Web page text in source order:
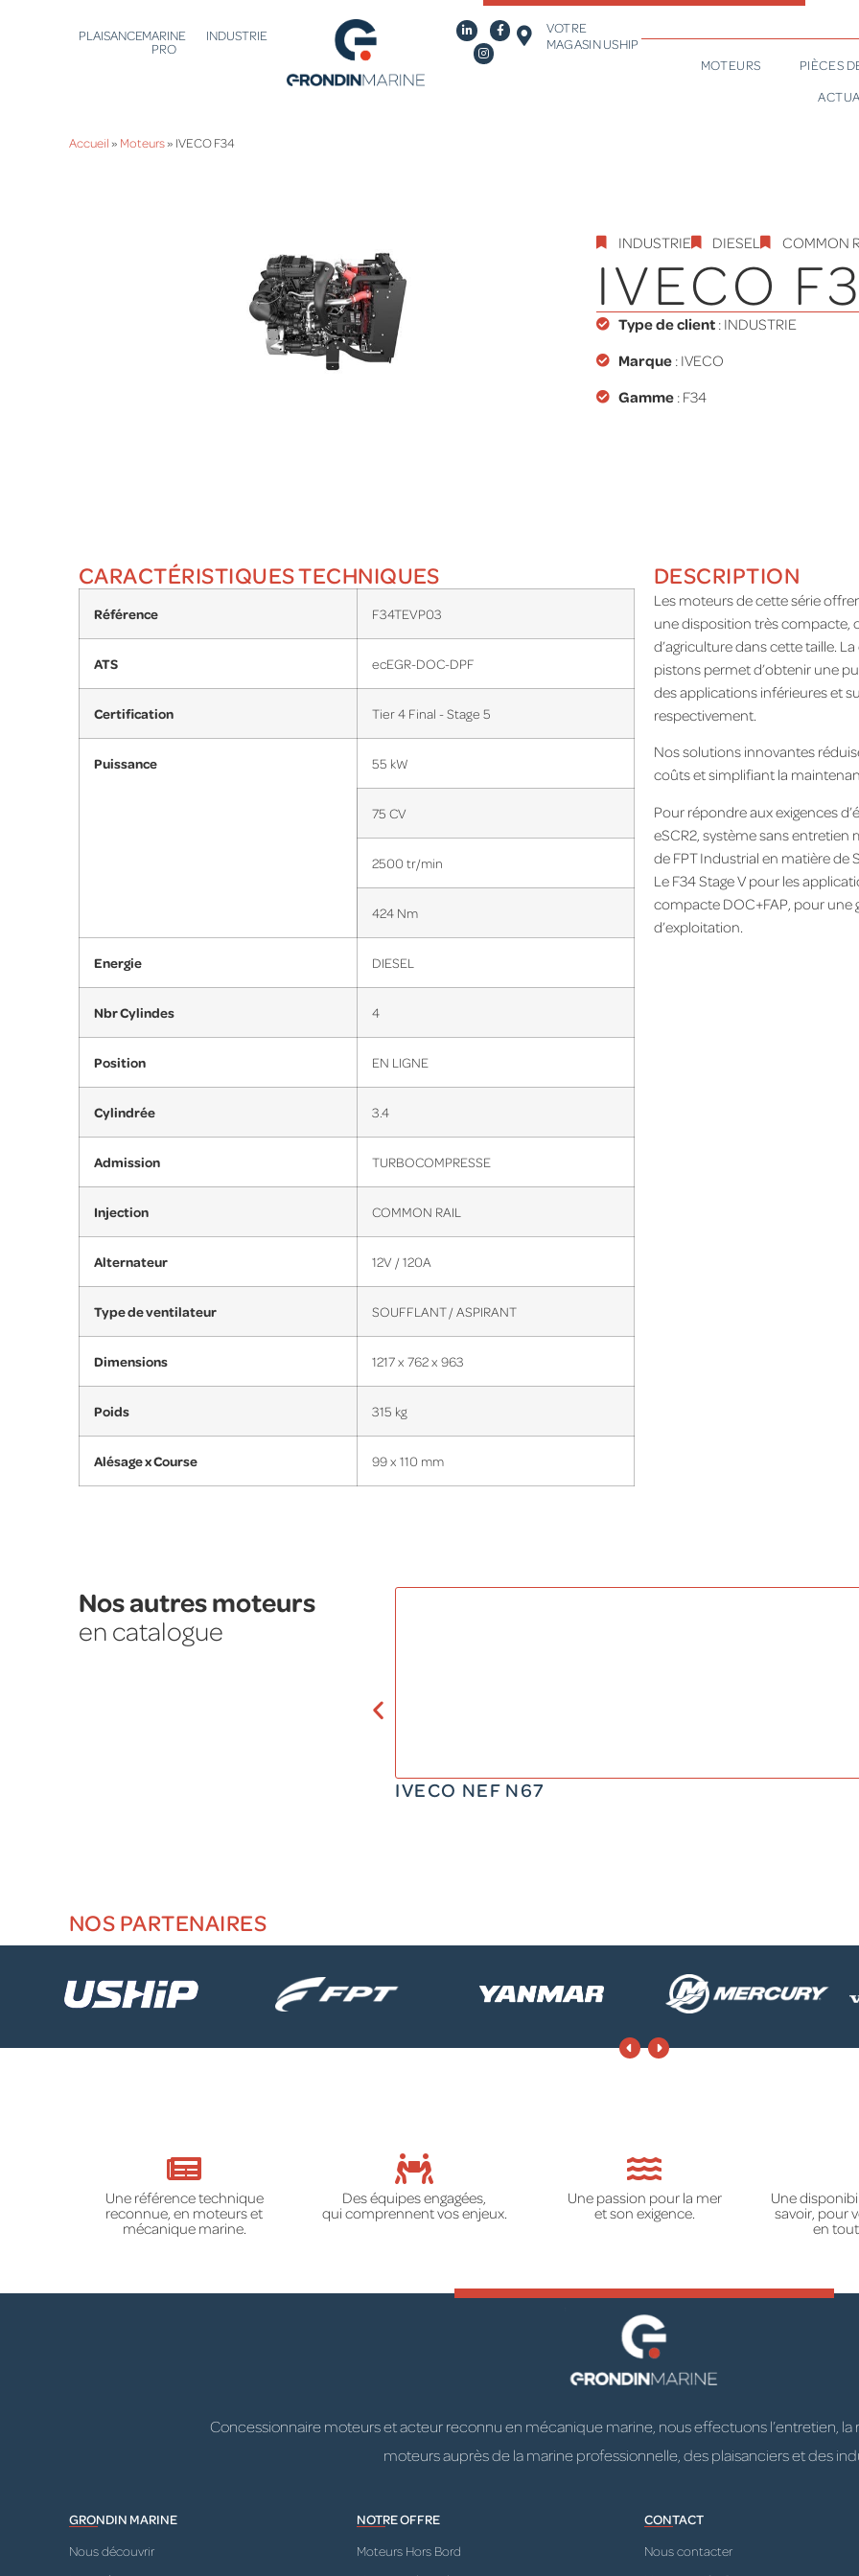
PLAISANCEMARINE
PRO
INDUSTRIE
VOTRE
MAGASIN USHIP
MOTEURS
PIÈCES
Accueil» Moteurs» IVECO F34
INDUSTRIE DIESEL COMMON
IVECO
Type de client : INDUSTRIE
Marque: IVECO
Gamme: F34
CARACTÉRISTIQUES TECHNIQUES
Référence F34TEVP03
ATS ecEGR-DOC-DPF
Certification Tier 4 Final - Stage 5
Puissance 55 kW
75 CV
2500 tr/min
424 Nm
Energie DIESEL
Nbr Cylindes 4
Position EN LIGNE
Cylindrée 3.4
Admission TURBOCOMPRESSE
Injection COMMON RAIL
Alternateur 12V / 120A
Type de ventilateur SOUFFLANT / ASPIRANT
Dimensions 1217 x 762 x 963
Poids 315 kg
Alésage x Course 99 x 110 mm
DESCRIPTION
Les moteurs de cette série
une disposition très compacte,
d’agriculture dans cette taille.
pistons permet d’obtenir une
des applications inférieures et
respectivement.
Nos solutions innovantes
coûts et simplifiant la
Pour répondre aux exigences
eSCR2, système sans
de FPT Industrial en matière de
Le F34 Stage V pour les
compacte DOC+FAP, pour une
d’exploitation.
Nos autres moteurs
en catalogue
IVECO NEF N67
NOS PARTENAIRES
Une référence technique
reconnue, en moteurs et
mécanique marine.
Des équipes engagées,
qui comprennent vos enjeux.
Une passion pour la mer
et son exigence.
Une
savoir, pour
en
Concessionnaire moteurs et acteur reconnu en mécanique marine, nous effectuons l’entretien, la
moteurs auprès de la marine professionnelle, des plaisanciers et des
GRONDIN MARINE
Nous découvrir
NOTRE OFFRE
Moteurs Hors Bord
CONTACT
Nous contacter